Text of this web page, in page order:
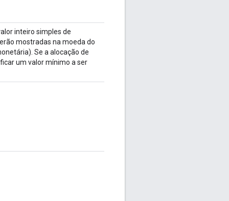
inteiro simples de
mostradas na moeda do
Se a alocação de
um valor mínimo a ser